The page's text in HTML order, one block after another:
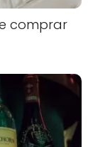
comprar